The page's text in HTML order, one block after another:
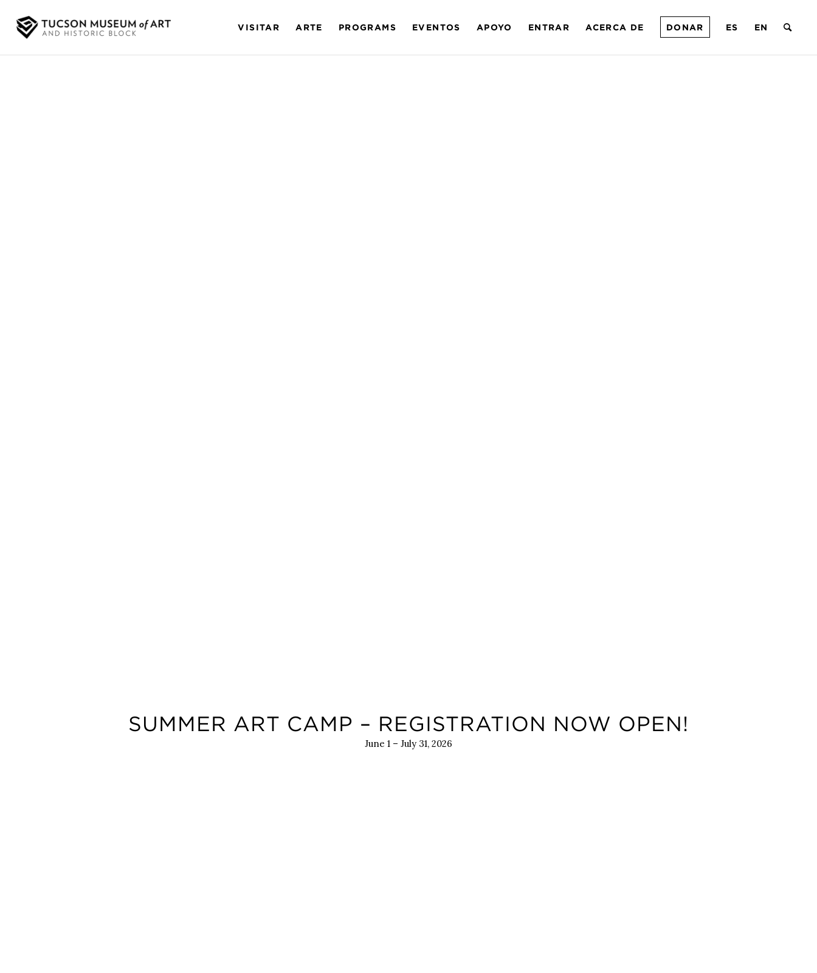
VISITAR ARTE PROGRAMS EVENTOS APOYO ENTRAR ACERCA DE DONAR ES EN
SUMMER ART CAMP – REGISTRATION NOW OPEN!
June 1 – July 31, 2026